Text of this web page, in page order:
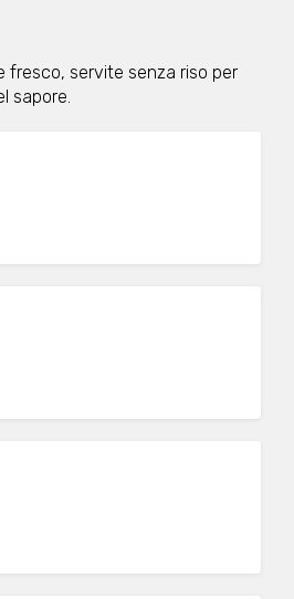
fresco, servite senza riso per
sapore.